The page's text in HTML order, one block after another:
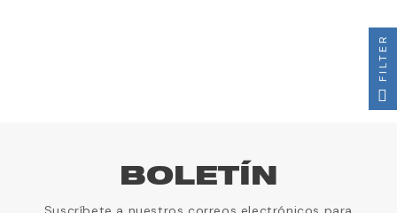
BOLETÍN
FILTER